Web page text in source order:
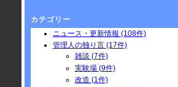
カテゴリー
ニュース・更新情報 (108件)
管理人の独り言 (17件)
雑談 (7件)
実験場 (9件)
改造 (1件)